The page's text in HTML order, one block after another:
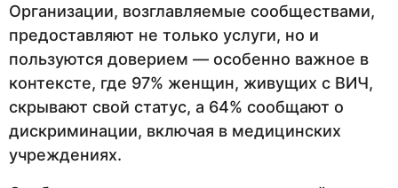
Организации, возглавляемые сообществами,
предоставляют не только услуги, но и
пользуются доверием — особенно важное в
контексте, где 97% женщин, живущих с ВИЧ,
скрывают свой статус, а 64% сообщают о
дискриминации, включая в медицинских
учреждениях.